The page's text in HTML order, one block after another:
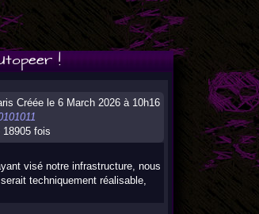
!
Créée le 6 March 2026 à 10h16
18905 fois
visé notre infrastructure, nous
techniquement réalisable,